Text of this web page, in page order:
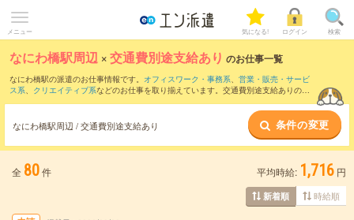
メニュー 気になる! ログイン 検索
なにわ橋駅周辺 ×交通費別途支給あり のお仕事一覧
なにわ橋駅の派遣のお仕事情報です。 オフィスワーク・事務系、 営業・販売・サービ
ス系、 クリエイティブ系などのお仕事を取り揃えています。交通費別途支給ありの条
なにわ橋駅周辺 / 交通費別途支給あり 条件の変更
全 80件 平均時給: 1,716 円
新着順 時給順